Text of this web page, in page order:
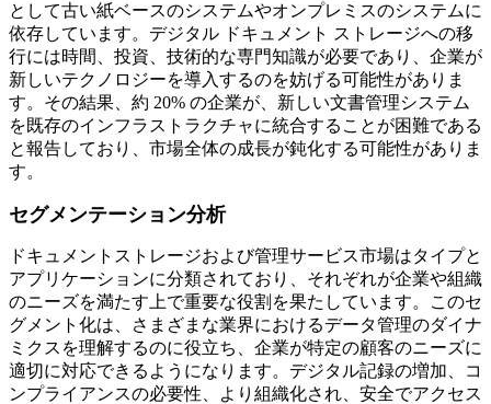
として古い紙ベースのシステムやオンプレミスのシステムに
依存しています。デジタル ドキュメント ストレージへの移
行には時間、投資、技術的な専門知識が必要であり、企業が
新しいテクノロジーを導入するのを妨げる可能性がありま
す。その結果、約 20% の企業が、新しい文書管理システム
を既存のインフラストラクチャに統合することが困難である
と報告しており、市場全体の成長が鈍化する可能性がありま
す。
セグメンテーション分析
ドキュメントストレージおよび管理サービス市場はタイプと
アプリケーションに分類されており、それぞれが企業や組織
のニーズを満たす上で重要な役割を果たしています。このセ
グメント化は、さまざまな業界におけるデータ管理のダイナ
ミクスを理解するのに役立ち、企業が特定の顧客のニーズに
適切に対応できるようになります。デジタル記録の増加、コ
ンプライアンスの必要性、より組織化され、安全でアクセス